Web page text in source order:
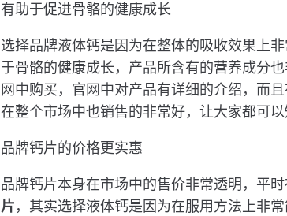
有助于促进骨骼的健康成长
选择品牌液体钙是因为在整体的吸收效果上
于骨骼的健康成长，产品所含有的营养成分
网中购买，官网中对产品有详细的介绍，而
在整个市场中也销售的非常好，让大家都可
品牌钙片的价格更实惠
品牌钙片本身在市场中的售价非常透明，平
片，其实选择液体钙是因为在服用方法上非